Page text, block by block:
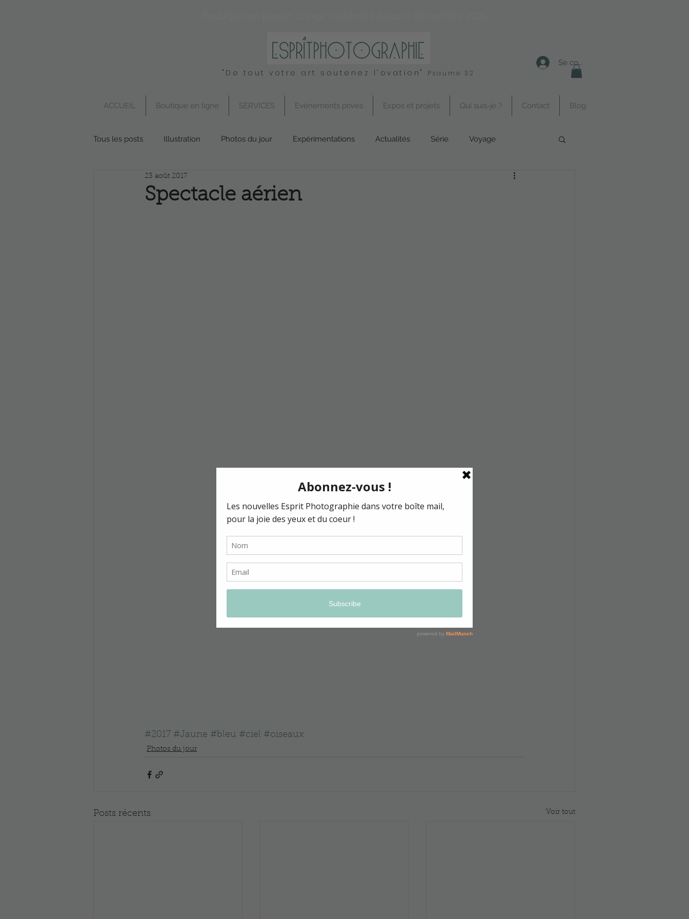
"De tout votre art soutenez l'ovation" Psaume 32
Se connecter
ACCUEIL Boutique en ligne SERVICES Evènements privés Expos et projets Qui suis-je ? Contact Blog
Tous les posts Illustration Photos du jour Expérimentations Actualités Série Voyage
Boutique en ligne
Spectacle aérien
23 août 2017
#2017 #Jaune #bleu #ciel #oiseaux
Photos du jour
Posts récents Voir tout